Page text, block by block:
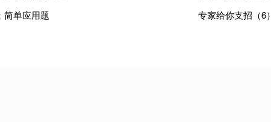
简单应用题
专家给你支招（6）